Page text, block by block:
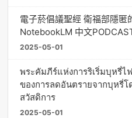
電子菸倡議聖經 衛福部隱
NotebookLM 中文PODCAST
2025-05-01
พระคัมภีร์แห่งการริเริ่มบุหรี่
ของการลดอันตรายจากบุหรี่
สวัสดิการ
2025-05-01